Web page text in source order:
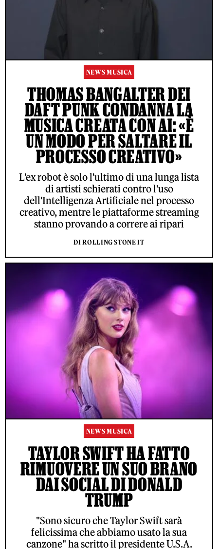
NEWS MUSICA
THOMAS BANGALTER DEI
DAFT PUNK CONDANNA LA
MUSICA CREATA CON AI: «È
UN MODO PER SALTARE IL
PROCESSO CREATIVO»
L'ex robot è solo l'ultimo di una lunga lista
di artisti schierati contro l'uso
dell'Intelligenza Artificiale nel processo
creativo, mentre le piattaforme streaming
stanno provando a correre ai ripari
DI ROLLING STONE IT
NEWS MUSICA
TAYLOR SWIFT HA FATTO
RIMUOVERE UN SUO BRANO
DAI SOCIAL DI DONALD
TRUMP
"Sono sicuro che Taylor Swift sarà
felicissima che abbiamo usato la sua
canzone" ha scritto il presidente U.S.A.